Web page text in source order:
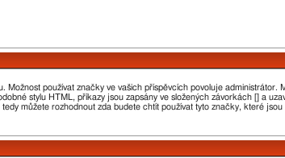
Možnost používat značky ve vašich příspěvcích povoluje
stylu HTML, příkazy jsou zapsány ve složených závorkách [] a
můžete rozhodnout zda budete chtít používat tyto značky, které